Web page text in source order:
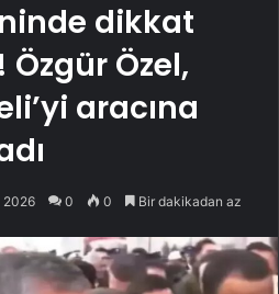
dikkat
Özel,
aracına
2026 0 0 Bir dakikadan az